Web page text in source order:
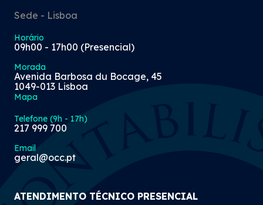
Sede - Lisboa
Horário
09h00 - 17h00 (Presencial)
Morada
Avenida Barbosa du Bocage, 45
1049-013 Lisboa
Mapa
Telefone (9h - 17h)
217 999 700
Email
geral@occ.pt
ATENDIMENTO TÉCNICO PRESENCIAL